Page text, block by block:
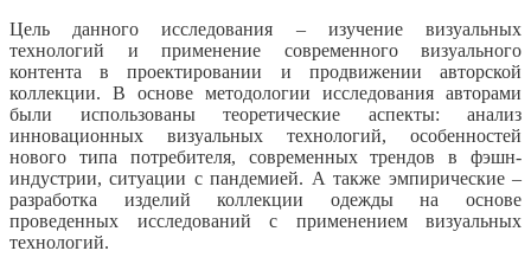
Цель данного исследования – изучение визуальных
технологий и применение современного визуального
контента в проектировании и продвижении авторской
коллекции. В основе методологии исследования авторами
были использованы теоретические аспекты: анализ
инновационных визуальных технологий, особенностей
нового типа потребителя, современных трендов в фэшн-
индустрии, ситуации с пандемией. А также эмпирические –
разработка изделий коллекции одежды на основе
проведенных исследований с применением визуальных
технологий.